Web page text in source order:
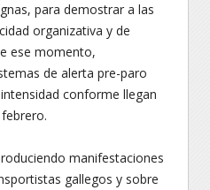
para demostrar a las
organizativa y de
ese momento,
de alerta pre-paro
conforme llegan
manifestaciones
gallegos y sobre